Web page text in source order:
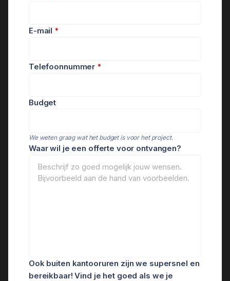
E-mail *
Telefoonnummer *
Budget
We weten graag wat het budget is voor het project.
Waar wil je een offerte voor ontvangen?
Ook buiten kantooruren zijn we supersnel en
bereikbaar! Vind je het goed als we je